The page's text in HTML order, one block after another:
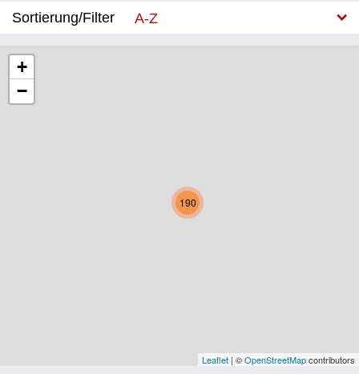
Sortierung/Filter
A-Z
Niederösterreich
Oberösterreich
Vorarlberg
190
+
−
Leaflet | ©OpenStreetMapcontributors